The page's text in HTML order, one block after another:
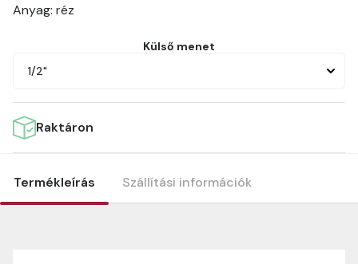
Anyag: réz
Külső menet
1/2"
Raktáron
Termékleírás Szállítási információk